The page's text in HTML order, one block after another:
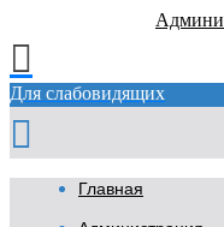
Для слабовидящих
Главная